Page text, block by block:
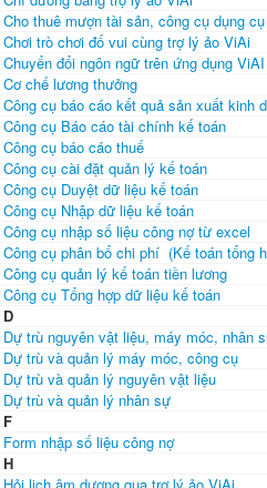
Cho thuê mượn tài sản, công cụ dụng
Chơi trò chơi đố vui cùng trợ lý ảo ViAi
Chuyển đổi ngôn ngữ trên ứng dụng ViAI
Cơ chế lương thưởng
Công cụ báo cáo kết quả sản xuất kinh
Công cụ Báo cáo tài chính kế toán
Công cụ báo cáo thuế
Công cụ cài đặt quản lý kế toán
Công cụ Duyệt dữ liệu kế toán
Công cụ Nhập dữ liệu kế toán
Công cụ nhập số liệu công nợ từ excel
Công cụ phân bổ chi phí (Kế toán tổng
Công cụ quản lý kế toán tiền lương
Công cụ Tổng hợp dữ liệu kế toán
D
Dự trù nguyên vật liệu, máy móc, nhân
Dự trù và quản lý máy móc, công cụ
Dự trù và quản lý nguyên vật liệu
Dự trù và quản lý nhân sự
F
Form nhập số liệu công nợ
H